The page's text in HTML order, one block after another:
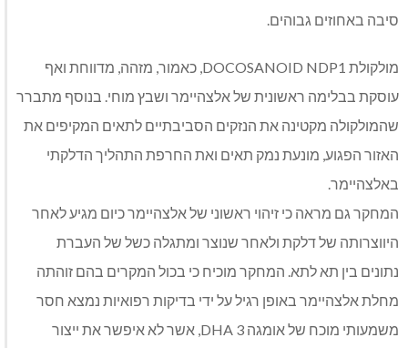
סיבה באחוזים גבוהים.
מולקולת DOCOSANOID NDP1, כאמור, מזהה, מדווחת ואף
עוסקת בבלימה ראשונית של אלצהיימר ושבץ מוחי. בנוסף מתברר
שהמולקולה מקטינה את הנזקים הסביבתיים לתאים המקיפים את
האזור הפגוע, מונעת נמק תאים ואת החרפת התהליך הדלקתי
באלצהיימר.
המחקר גם מראה כי זיהוי ראשוני של אלצהיימר כיום מגיע לאחר
היווצרותה של דלקת ולאחר שנוצר ומתגלה כשל של העברת
נתונים בין תא לתא. המחקר מוכיח כי בכול המקרים בהם זוהתה
מחלת אלצהיימר באופן רגיל על ידי בדיקות רפואיות נמצא חסר
משמעותי מוכח של אומגה 3 DHA, אשר לא איפשר את ייצור